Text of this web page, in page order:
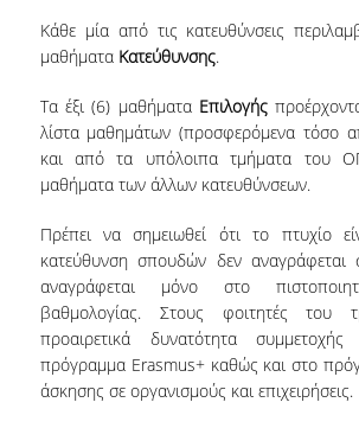
ΔΙΑΣΦΑΛΙΣΗ ΠΟΙΟΤΗΤΑΣ
ΔΕΔΟΜΕΝΑ ΠΟΙΟΤΗΤΑΣ
ΠΙΣΤΟΠΟΙΗΣΗ
ΑΞΙΟΛΟΓΗΣΗ
ΑΠΟ ΠΡΟΠΤΥΧΙΑΚΟΥΣ
ΑΠΟ ΤΕΛΕΙΟΦΟΙΤΟΥΣ
ΕΚΘΕΣΕΙΣ ΕΞΩΤΕΡΙΚΗΣ
Κάθε μία από τις κατευθύνσεις
μαθήματα Κατεύθυνσης.
Τα έξι (6) μαθήματα Επιλογής
λίστα μαθημάτων (προσφερόμενα τόσο
και από τα υπόλοιπα τμήματα του
μαθήματα των άλλων κατευθύνσεων.
Πρέπει να σημειωθεί ότι το πτυχίο
κατεύθυνση σπουδών δεν αναγράφεται
αναγράφεται μόνο στο
βαθμολογίας. Στους φοιτητές του
προαιρετικά δυνατότητα
πρόγραμμα Erasmus+ καθώς και στο
άσκησης σε οργανισμούς και επιχειρήσεις.